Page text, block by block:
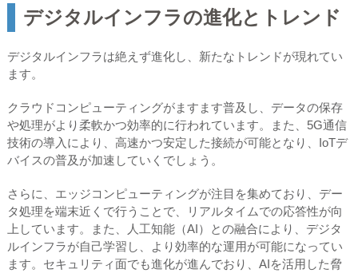
デジタルインフラの進化とトレンド
デジタルインフラは絶えず進化し、新たなトレンドが現れてい
ます。
クラウドコンピューティングがますます普及し、データの保存
や処理がより柔軟かつ効率的に行われています。また、5G通信
技術の導入により、高速かつ安定した接続が可能となり、IoTデ
バイスの普及が加速していくでしょう。
さらに、エッジコンピューティングが注目を集めており、デー
タ処理を端末近くで行うことで、リアルタイムでの応答性が向
上しています。また、人工知能（AI）との融合により、デジタ
ルインフラが自己学習し、より効率的な運用が可能になってい
ます。セキュリティ面でも進化が進んでおり、AIを活用した脅